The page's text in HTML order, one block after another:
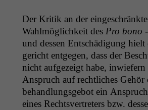
Der Kri­tik an der
Wahlmöglichkeit des Pro bono
und dessen Entschädi­gung
gericht ent­ge­gen, dass der
nicht aufgezeigt habe, inwiefern
Anspruch auf rechtlich­es
be­hand­lungs­ge­bot ein
eines Rechtsvertreters bzw.